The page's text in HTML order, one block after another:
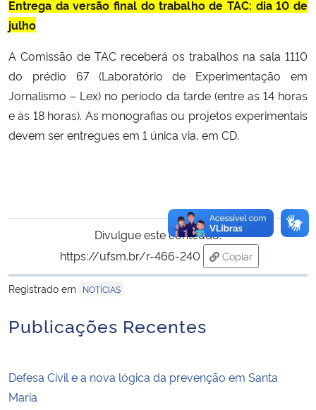
Entrega da versão final do trabalho de TAC: dia 10 de
julho
A Comissão de TAC receberá os trabalhos na sala 1110
do prédio 67 (Laboratório de Experimentação em
Jornalismo – Lex) no período da tarde (entre as 14 horas
e às 18 horas). As monografias ou projetos experimentais
devem ser entregues em 1 única via, em CD.
Divulgue este conteúdo:
https://ufsm.br/r-466-240
Copiar
para área de
Registrado em
NOTÍCIAS
Publicações Recentes
Defesa Civil e a nova lógica da prevenção em Santa
Maria